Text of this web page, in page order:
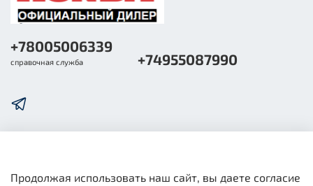
+78005006339
справочная служба +74955087990
Продолжая использовать наш сайт, вы даете согласие